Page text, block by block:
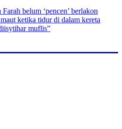
belum ‘pencen’ berlakon
ketika tidur di dalam kereta
muflis”